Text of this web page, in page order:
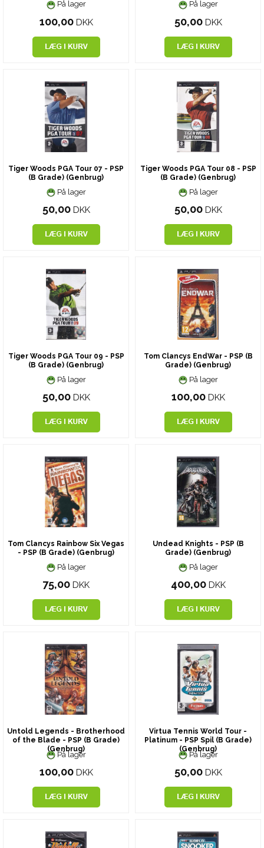
På lager
100,00 DKK
På lager
50,00 DKK
Tiger Woods PGA Tour 07 - PSP
(B Grade) (Genbrug)
På lager
50,00 DKK
Tiger Woods PGA Tour 08 - PSP
(B Grade) (Genbrug)
På lager
50,00 DKK
Tiger Woods PGA Tour 09 - PSP
(B Grade) (Genbrug)
På lager
50,00 DKK
Tom Clancys EndWar - PSP (B
Grade) (Genbrug)
På lager
100,00 DKK
Tom Clancys Rainbow Six Vegas
- PSP (B Grade) (Genbrug)
På lager
75,00 DKK
Undead Knights - PSP (B
Grade) (Genbrug)
På lager
400,00 DKK
Untold Legends - Brotherhood
of the Blade - PSP (B Grade)
(Genbrug)
På lager
100,00 DKK
Virtua Tennis World Tour -
Platinum - PSP Spil (B Grade)
(Genbrug)
På lager
50,00 DKK